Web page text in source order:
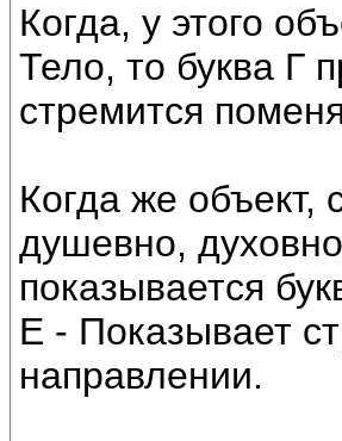
Когда, у этого
Тело, то буква Г
стремится
Когда же объект,
душевно,
показывается
Е - Показывает
направлении.